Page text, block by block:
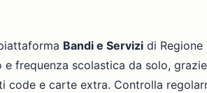
Bandi e Servizi di
frequenza scolastica da solo,
code e carte extra. Controlla